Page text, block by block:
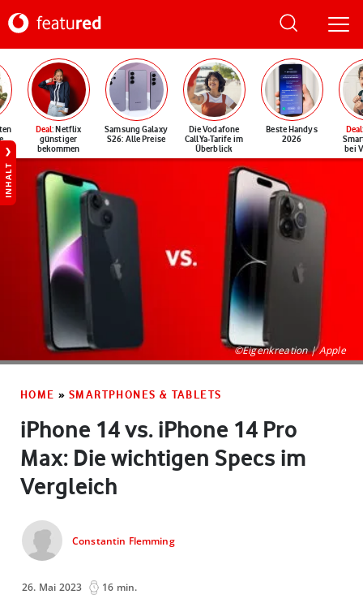
Deal: Netflix
günstiger
bekommen
Samsung Galaxy
S26: Alle Preise
Die Vodafone
CallYa-Tarife im
Überblick
Beste Handys
2026
Deal
bei
INHALT
©Eigenkreation | Apple
HOME » SMARTPHONES & TABLETS
iPhone 14 vs. iPhone 14 Pro
Max: Die wichtigen Specs im
Vergleich
Constantin Flemming
26. Mai 2023 16 min.